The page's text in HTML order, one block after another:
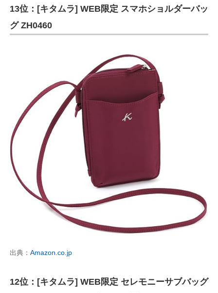
13位：[キタムラ] WEB限定 スマホショルダーバッ
グ ZH0460
出典： Amazon.co.jp
12位：[キタムラ] WEB限定 セレモニーサブバッグ